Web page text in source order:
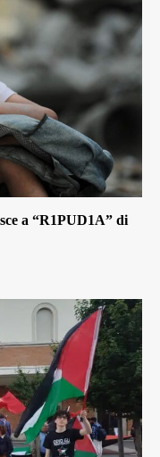
a “R1PUD1A” di